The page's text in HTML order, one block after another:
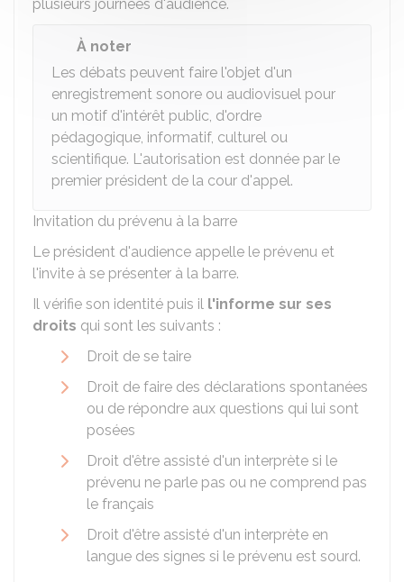
plusieurs journées d'audience.
À noter
Les débats peuvent faire l'objet d'un
enregistrement sonore ou audiovisuel pour
un motif d'intérêt public, d'ordre
pédagogique, informatif, culturel ou
scientifique. L'autorisation est donnée par le
premier président de la cour d'appel.
Invitation du prévenu à la barre
Le président d'audience appelle le prévenu et
l'invite à se présenter à la barre.
Il vérifie son identité puis il l'informe sur ses
droits qui sont les suivants :
Droit de se taire
Droit de faire des déclarations spontanées
ou de répondre aux questions qui lui sont
posées
Droit d'être assisté d'un interprète si le
prévenu ne parle pas ou ne comprend pas
le français
Droit d'être assisté d'un interprète en
langue des signes si le prévenu est sourd.